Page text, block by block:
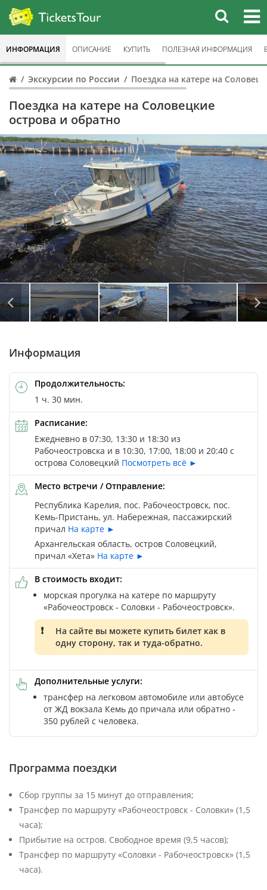
Экскурсии по России Поездка на катере на
Поездка на катере на Соловецкие
острова и обратно
Автор: © Yuliya Baturina / Depositphotos
Автор: © Yuliya Baturina / Depositphotos
Автор: © Yuliya Baturina / Depositphotos
Автор: © Boris Breytman / Depositphotos
ИНФОРМАЦИЯ ОПИСАНИЕ КУПИТЬ ПОЛЕЗНАЯ ИНФОРМАЦИЯ
Информация
Продолжительность:
1 ч. 30 мин.
Расписание:
Ежедневно в 07:30, 13:30 и 18:30 из
Рабочеостровска и в 10:30, 17:00, 18:00 и 20:40 с
острова Соловецкий Посмотреть всё ►
Место встречи / Отправление:
Республика Карелия, пос. Рабочеостровск, пос.
Кемь-Пристань, ул. Набережная, пассажирский
причал На карте ►
Архангельская область, остров Соловецкий,
причал «Хета» На карте ►
В стоимость входит:
морская прогулка на катере по маршруту
«Рабочеостровск - Соловки - Рабочеостровск».
На сайте вы можете купить билет как в
одну сторону, так и туда-обратно.
Дополнительные услуги:
трансфер на легковом автомобиле или автобусе
от ЖД вокзала Кемь до причала или обратно -
350 рублей с человека.
Программа поездки
Сбор группы за 15 минут до отправления;
Трансфер по маршруту «Рабочеостровск - Соловки» (1,5
часа);
Прибытие на остров. Свободное время (9,5 часов);
Трансфер по маршруту «Соловки - Рабочеостровск» (1,5
часа).